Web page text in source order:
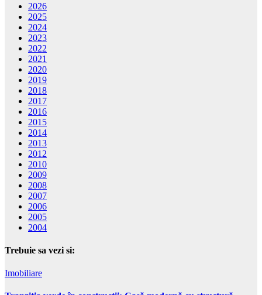
2026
2025
2024
2023
2022
2021
2020
2019
2018
2017
2016
2015
2014
2013
2012
2010
2009
2008
2007
2006
2005
2004
Trebuie sa vezi si:
Imobiliare